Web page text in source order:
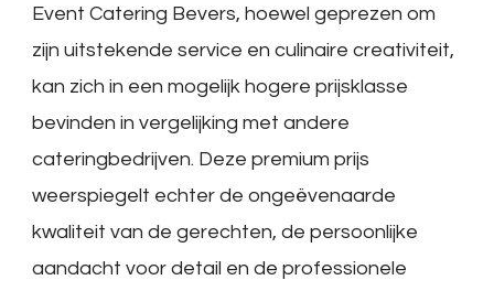
Event Catering Bevers, hoewel geprezen om
zijn uitstekende service en culinaire creativiteit,
kan zich in een mogelijk hogere prijsklasse
bevinden in vergelijking met andere
cateringbedrijven. Deze premium prijs
weerspiegelt echter de ongeëvenaarde
kwaliteit van de gerechten, de persoonlijke
aandacht voor detail en de professionele